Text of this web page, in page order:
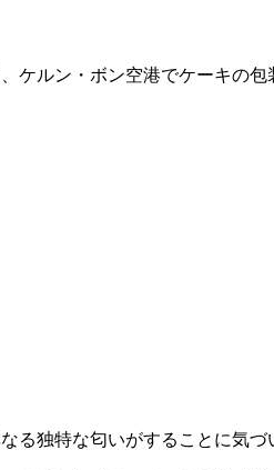
ケルン・ボン空港でケーキの
る独特な匂いがすることに気づ